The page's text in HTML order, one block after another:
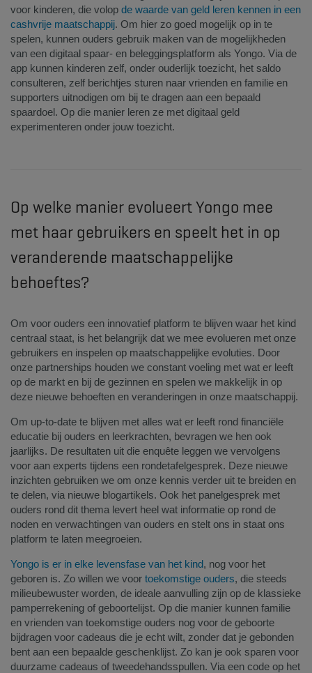
voor kinderen, die volop de waarde van geld leren kennen in een
cashvrije maatschappij. Om hier zo goed mogelijk op in te
spelen, kunnen ouders gebruik maken van de mogelijkheden
van een digitaal spaar- en beleggingsplatform als Yongo. Via de
app kunnen kinderen zelf, onder ouderlijk toezicht, het saldo
consulteren, zelf berichtjes sturen naar vrienden en familie en
supporters uitnodigen om bij te dragen aan een bepaald
spaardoel. Op die manier leren ze met digitaal geld
experimenteren onder jouw toezicht.
Op welke manier evolueert Yongo mee
met haar gebruikers en speelt het in op
veranderende maatschappelijke
behoeftes?
Om voor ouders een innovatief platform te blijven waar het kind
centraal staat, is het belangrijk dat we mee evolueren met onze
gebruikers en inspelen op maatschappelijke evoluties. Door
onze partnerships houden we constant voeling met wat er leeft
op de markt en bij de gezinnen en spelen we makkelijk in op
deze nieuwe behoeften en veranderingen in onze maatschappij.
Om up-to-date te blijven met alles wat er leeft rond financiële
educatie bij ouders en leerkrachten, bevragen we hen ook
jaarlijks. De resultaten uit die enquête leggen we vervolgens
voor aan experts tijdens een rondetafelgesprek. Deze nieuwe
inzichten gebruiken we om onze kennis verder uit te breiden en
te delen, via nieuwe blogartikels. Ook het panelgesprek met
ouders rond dit thema levert heel wat informatie op rond de
noden en verwachtingen van ouders en stelt ons in staat ons
platform te laten meegroeien.
Yongo is er in elke levensfase van het kind, nog voor het
geboren is. Zo willen we voor toekomstige ouders, die steeds
milieubewuster worden, de ideale aanvulling zijn op de klassieke
pamperrekening of geboortelijst. Op die manier kunnen familie
en vrienden van toekomstige ouders nog voor de geboorte
bijdragen voor cadeaus die je echt wilt, zonder dat je gebonden
bent aan een bepaalde geschenklijst. Zo kan je ook sparen voor
duurzame cadeaus of tweedehandsspullen. Via een code op het